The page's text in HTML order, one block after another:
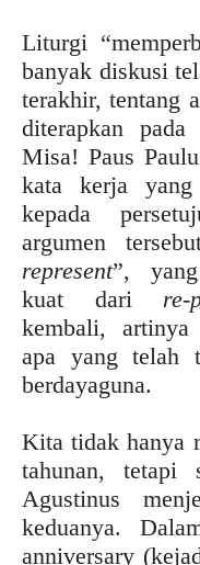
Liturgi
banyak diskusi
terakhir, tentang
diterapkan
Misa! Paus
kata kerja yang
kepada
argumen
represent”, yang
kuat dari re-
kembali, artinya
apa yang telah
berdayaguna.
Kita tidak hanya
tahunan, tetapi
Agustinus
keduanya.
anniversary